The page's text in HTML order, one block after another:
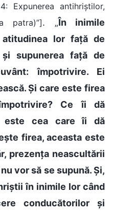
Expunerea antihriștilor,
patra)”]. „În inimile
lor față de
și supunerea față de
împotrivire. Ei
Și care este firea
Ce îi dă
este cea care îi dă
firea, aceasta este
prezența neascultării
vor să se supună. Și,
în inimile lor când
conducătorilor și